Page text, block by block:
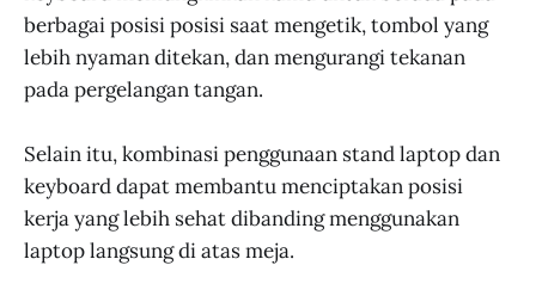
berbagai posisi posisi saat mengetik, tombol yang
lebih nyaman ditekan, dan mengurangi tekanan
pada pergelangan tangan.
Selain itu, kombinasi penggunaan stand laptop dan
keyboard dapat membantu menciptakan posisi
kerja yang lebih sehat dibanding menggunakan
laptop langsung di atas meja.